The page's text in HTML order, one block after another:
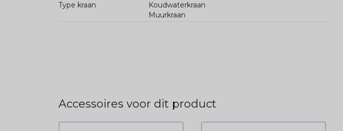
Type kraan
Koudwaterkraan
Muurkraan
Accessoires voor dit product